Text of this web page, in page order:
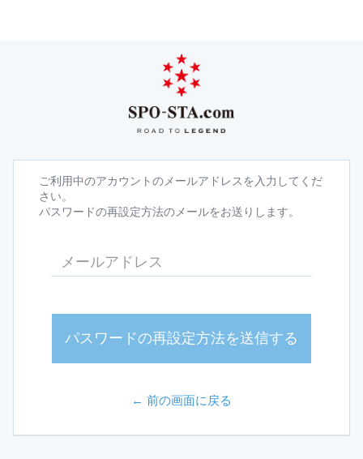
ご利用中のアカウントのメールアドレスを入力してくだ
さい。
パスワードの再設定方法のメールをお送りします。
パスワードの再設定方法を送信する
← 前の画面に戻る